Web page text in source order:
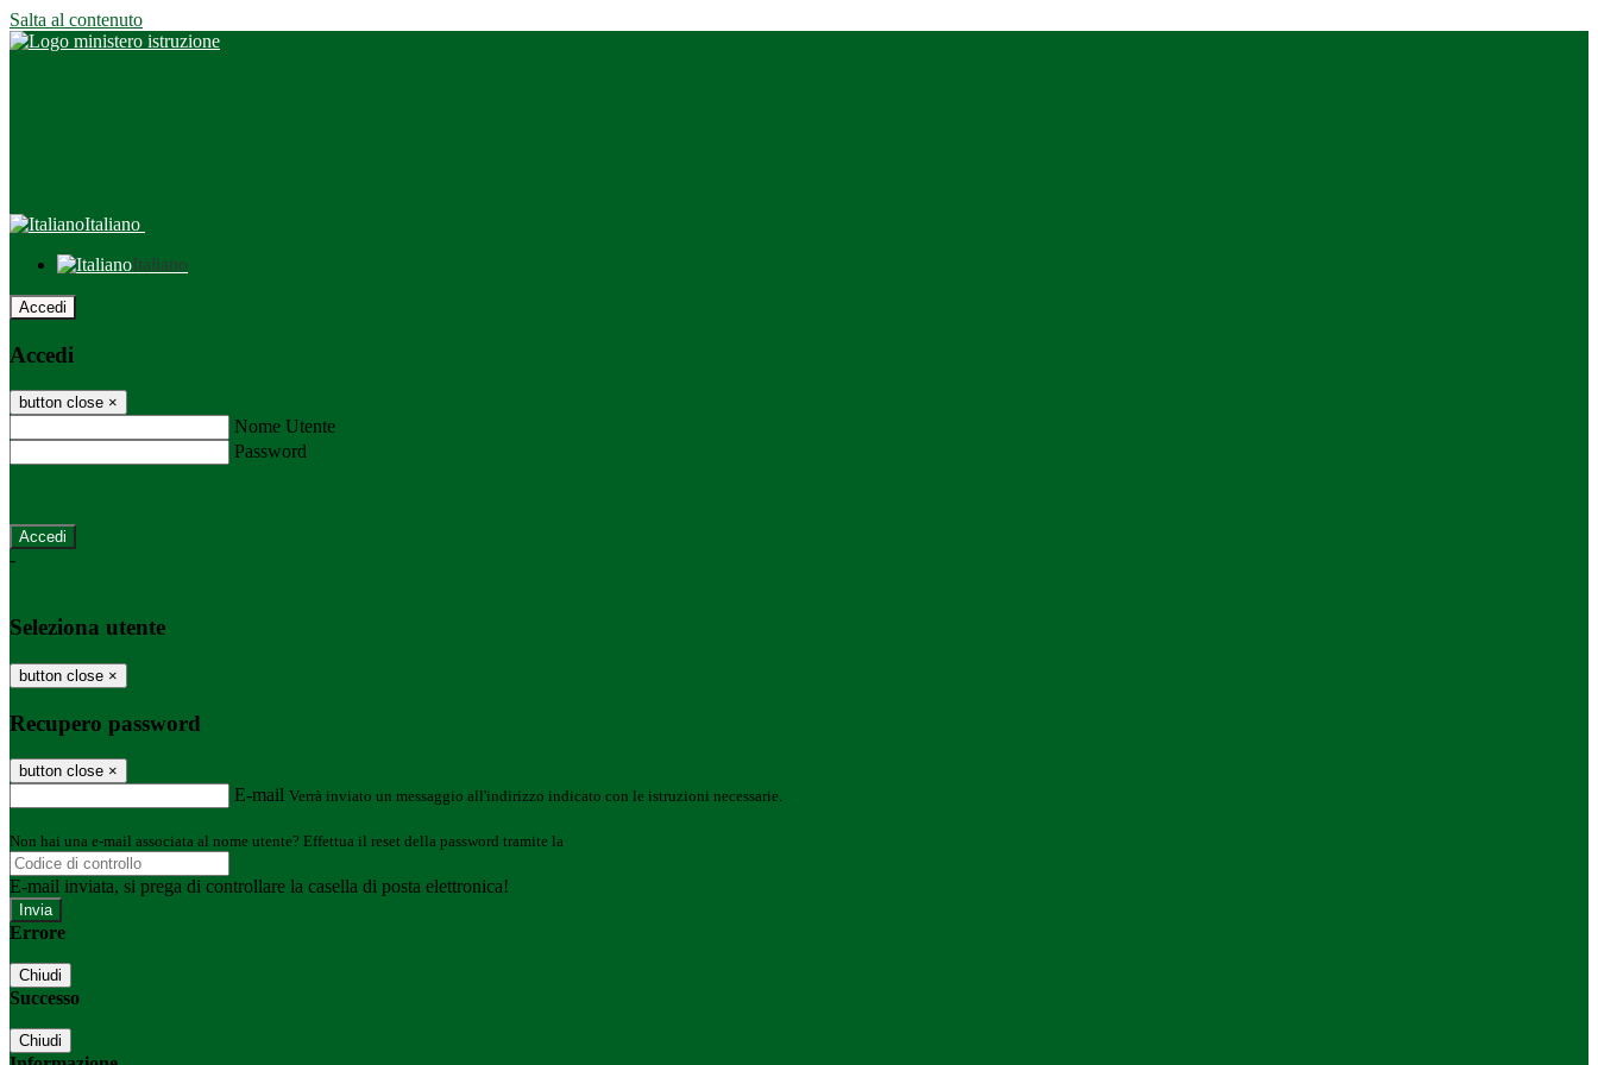
Salta al contenuto
Italiano
Italiano
Accedi
Accedi
button close ×
Nome Utente
Password
-
Seleziona utente
button close ×
Recupero password
button close ×
E-mail Verrà inviato un messaggio all'indirizzo indicato con le istruzioni necessarie.
Non hai una e-mail associata al nome utente? Effettua il reset della password tramite la
E-mail inviata, si prega di controllare la casella di posta elettronica!
Errore
Chiudi
Successo
Chiudi